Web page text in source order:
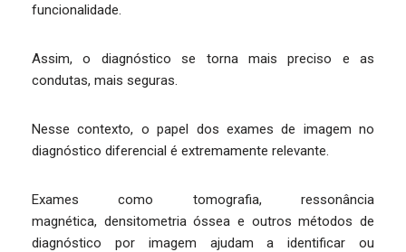
funcionalidade.
Assim, o diagnóstico se torna mais preciso e as
condutas, mais seguras.
Nesse contexto, o papel dos exames de imagem no
diagnóstico diferencial é extremamente relevante.
Exames como tomografia, ressonância
magnética, densitometria óssea e outros métodos de
diagnóstico por imagem ajudam a identificar ou